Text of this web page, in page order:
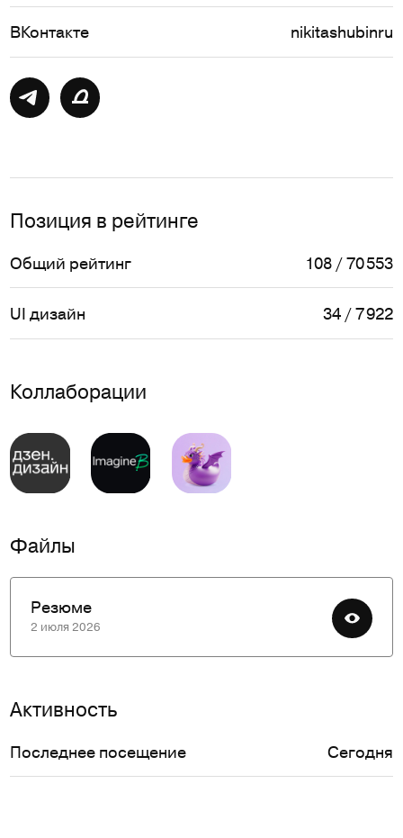
ВКонтакте nikitashubinru
Позиция в рейтинге
Общий рейтинг 108 / 70 553
UI дизайн 34 / 7 922
Коллаборации
Файлы
Резюме
2 июля 2026
Активность
Последнее посещение Сегодня